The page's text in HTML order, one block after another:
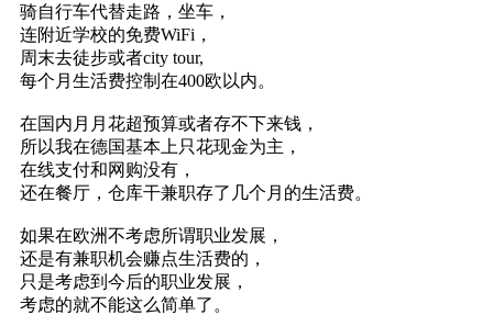
骑自行车代替走路，坐车，
连附近学校的免费WiFi，
周末去徒步或者city tour,
每个月生活费控制在400欧以内。
在国内月月花超预算或者存不下来钱，
所以我在德国基本上只花现金为主，
在线支付和网购没有，
还在餐厅，仓库干兼职存了几个月的生活费。
如果在欧洲不考虑所谓职业发展，
还是有兼职机会赚点生活费的，
只是考虑到今后的职业发展，
考虑的就不能这么简单了。